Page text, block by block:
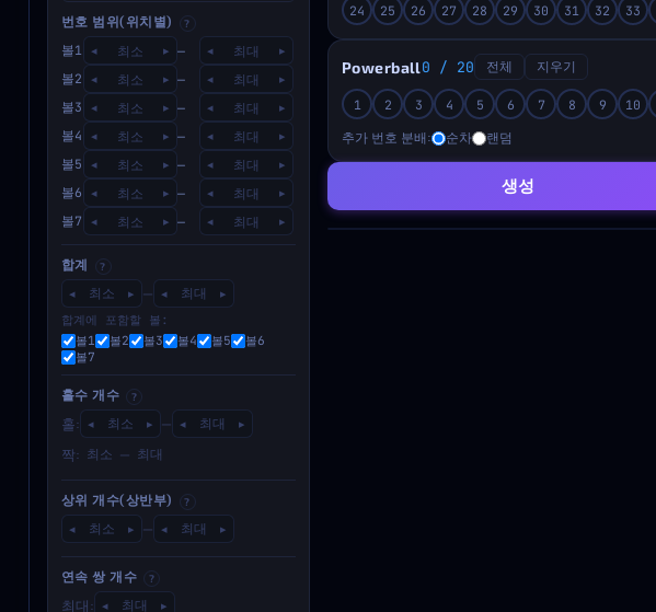
번호 범위(위치별) ?
볼1 ◂ ▸ — ◂ ▸
볼2 ◂ ▸ — ◂ ▸
볼3 ◂ ▸ — ◂ ▸
볼4 ◂ ▸ — ◂ ▸
볼5 ◂ ▸ — ◂ ▸
볼6 ◂ ▸ — ◂ ▸
볼7 ◂ ▸ — ◂ ▸
합계 ?
◂ ▸ — ◂ ▸
합계에 포함할 볼:
볼1
볼2 볼3 볼4 볼5
볼6
볼7
홀수 개수 ?
홀: ◂ ▸ — ◂ ▸
짝: —
상위 개수(상반부) ?
◂ ▸ — ◂ ▸
연속 쌍 개수 ?
최대: ◂ ▸
24
25 26 27 28 29 30 31 32 33
Powerball0 / 20 전체 지우기
1 2 3 4 5 6 7 8 9 10
추가 번호 분배: 순차 랜덤
생성